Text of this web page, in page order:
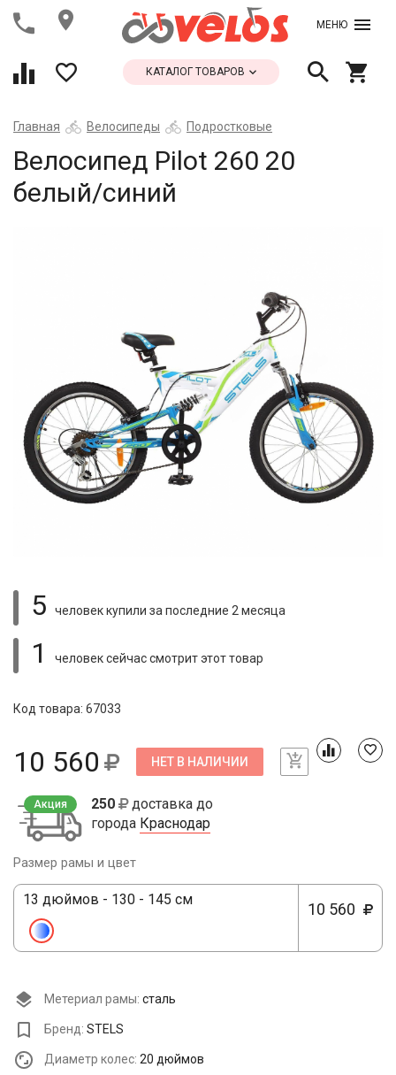
МЕНЮ
КАТАЛОГ ТОВАРОВ
Главная Велосипеды Подростковые
Велосипед Pilot 260 20
белый/синий
5 человек купили за последние 2 месяца
1 человек сейчас смотритэтот товар
Код товара: 67033
10 560 НЕТ В НАЛИЧИИ
Акция 250
доставка до
города Краснодар
Размер рамы и цвет
13 дюймов - 130 - 145 см
10 560
Метериал рамы: сталь
Бренд: STELS
Диаметр колес: 20 дюймов